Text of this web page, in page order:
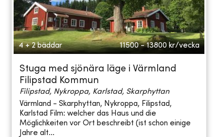
4 + 2 bäddar 11500 - 13800 kr/vecka
Stuga med sjönära läge i Värmland
Filipstad Kommun
Filipstad, Nykroppa, Karlstad, Skarphyttan
Värmland - Skarphyttan, Nykroppa, Filipstad,
Karlstad Film: welcher das Haus und die
Möglichkeiten vor Ort beschreibt (ist schon einige
Jahre alt...